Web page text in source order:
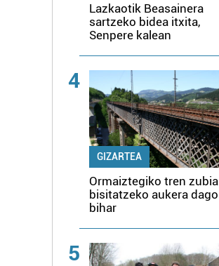
Lazkaotik Beasainera
sartzeko bidea itxita,
Senpere kalean
4
GIZARTEA
Ormaiztegiko tren zubia
bisitatzeko aukera dago
bihar
5